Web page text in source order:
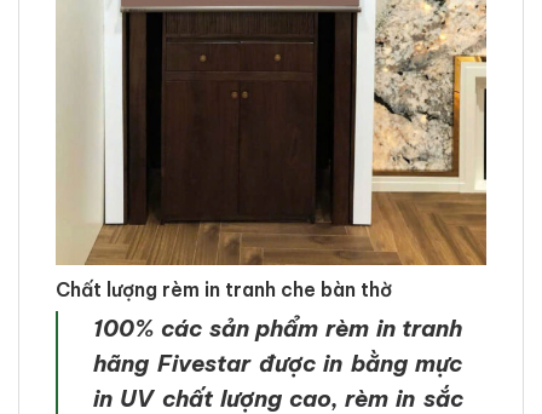
Chất lượng rèm in tranh che bàn thờ
100% các sản phẩm rèm in tranh
hãng Fivestar được in bằng mực
in UV chất lượng cao, rèm in sắc